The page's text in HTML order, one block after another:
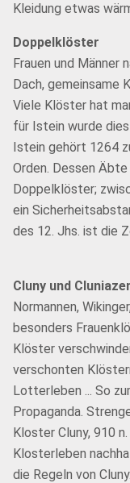
Kleidung etwas
Doppelklöster
Frauen und Männer
Dach, gemeinsame
Viele Klöster hat
für Istein wurde
Istein gehört 1264
Orden. Dessen
Doppelklöster;
ein
des 12. Jhs. ist die
Cluny und
Normannen,
besonders
Klöster
verschonten
Lotterleben ... So
Propaganda.
Kloster Cluny, 910
Klosterleben
die Regeln von Cluny.